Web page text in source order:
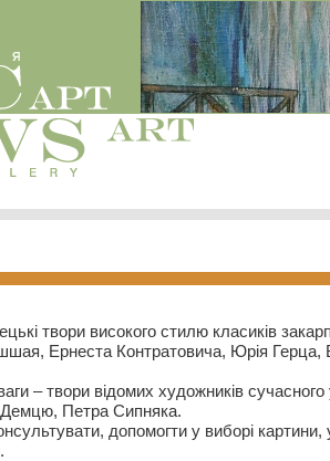
твори високого стилю класиків
Ернеста Контратовича, Юрія
– твори відомих художників
Петра Сипняка.
допомогти у виборі картини,